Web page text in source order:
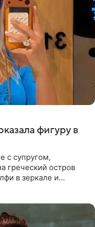
фигуру в
с супругом,
греческий остров
в зеркале и